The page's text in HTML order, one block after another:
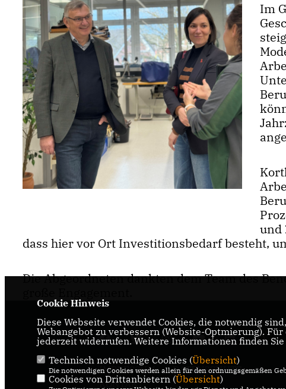
Im
und
dass hier vor Ort Investitionsbedarf besteht,
Die Abgeordneten dankten dem Team des
IMPRESSUM
DATENSCHUTZ
KONTAKT
Cookie Hinweis
Diese Webseite verwendet Cookies, die notwendig
Webangebot zu verbessern (Website-Optmierung).
jederzeit widerrufen. Weitere Informationen finden
Technisch notwendige Cookies (Übersicht)
Die notwendigen Cookies werden allein für den ordnungsgemäßen
Cookies von Drittanbietern (Übersicht)